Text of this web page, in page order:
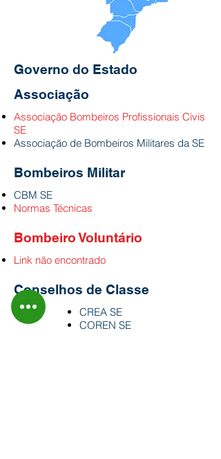
Governo do Estado
Associação
Associação Bombeiros Profissionais Civis
SE
Associação de Bombeiros Militares da SE
Bombeiros Militar
CBM SE
Normas Técnicas
Bombeiro Voluntário
Link não encontrado
Conselhos de Classe
CREA SE
COREN SE